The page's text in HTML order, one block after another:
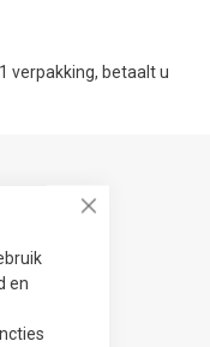
en
verpakking, betaalt u